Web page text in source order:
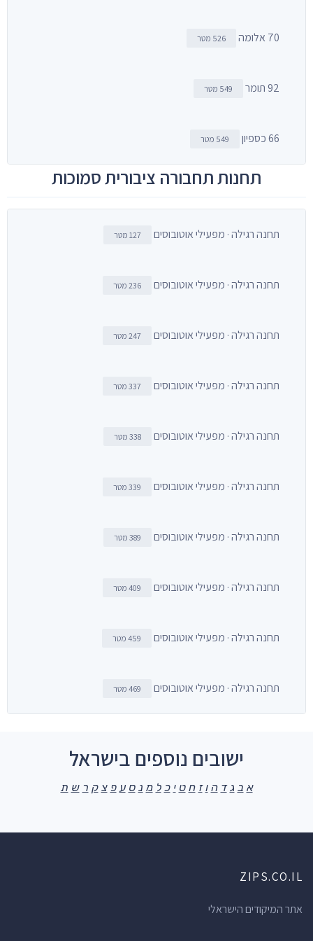
70 אלומה 526 מטר
92 תומר 549 מטר
66 כספיון 549 מטר
תחנות תחבורה ציבורית סמוכות
תחנה רגילה · מפעילי אוטובוסים 127 מטר
תחנה רגילה · מפעילי אוטובוסים 236 מטר
תחנה רגילה · מפעילי אוטובוסים 247 מטר
תחנה רגילה · מפעילי אוטובוסים 337 מטר
תחנה רגילה · מפעילי אוטובוסים 338 מטר
תחנה רגילה · מפעילי אוטובוסים 339 מטר
תחנה רגילה · מפעילי אוטובוסים 389 מטר
תחנה רגילה · מפעילי אוטובוסים 409 מטר
תחנה רגילה · מפעילי אוטובוסים 459 מטר
תחנה רגילה · מפעילי אוטובוסים 469 מטר
ישובים נוספים בישראל
א ב ג ד ה ו ז ח ט י כ ל מ נ ס ע פ צ ק ר ש ת
ZIPS.CO.IL
אתר המיקודים הישראלי